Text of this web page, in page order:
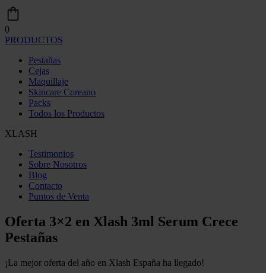
0
PRODUCTOS
Pestañas
Cejas
Maquillaje
Skincare Coreano
Packs
Todos los Productos
XLASH
Testimonios
Sobre Nosotros
Blog
Contacto
Puntos de Venta
Oferta 3×2 en Xlash 3ml Serum Crece
Pestañas
¡La mejor oferta del año en Xlash España ha llegado!